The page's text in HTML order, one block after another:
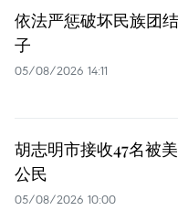
依法严惩破坏民族团
子
05/08/2026 14:11
胡志明市接收47名被
公民
05/08/2026 10:00